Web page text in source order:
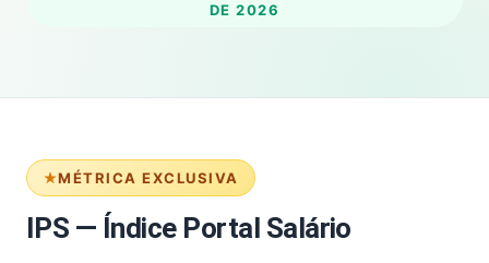
DE 2026
MÉTRICA EXCLUSIVA
IPS — Índice Portal Salário